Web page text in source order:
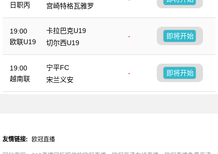
日职丙
宫崎特格瓦雅罗
19:00
欧联U19
卡拉巴克U19
-
切尔西U19
即将开始
19:00
越南联
宁平FC
-
宋兰义安
即将开始
友情链接: 欧冠直播